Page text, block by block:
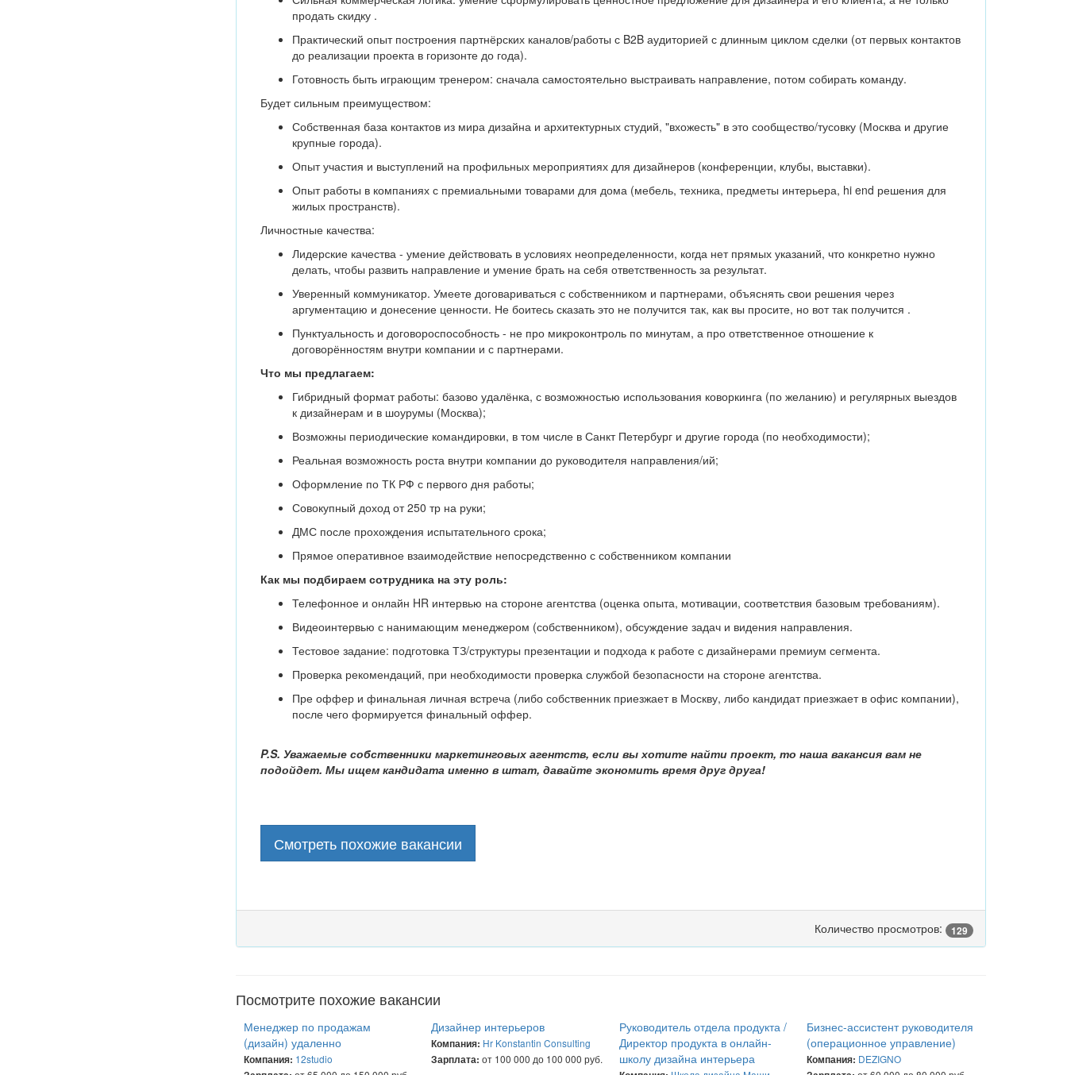
продать скидку .
Практический опыт построения партнёрских каналов/работы с B2B аудиторией с длинным циклом сделки (от первых контактов
до реализации проекта в горизонте до года).
Готовность быть играющим тренером: сначала самостоятельно выстраивать направление, потом собирать команду.
Будет сильным преимуществом:
Собственная база контактов из мира дизайна и архитектурных студий, "вхожесть" в это сообщество/тусовку (Москва и другие
крупные города).
Опыт участия и выступлений на профильных мероприятиях для дизайнеров (конференции, клубы, выставки).
Опыт работы в компаниях с премиальными товарами для дома (мебель, техника, предметы интерьера, hi end решения для
жилых пространств).
Личностные качества:
Лидерские качества - умение действовать в условиях неопределенности, когда нет прямых указаний, что конкретно нужно
делать, чтобы развить направление и умение брать на себя ответственность за результат.
Уверенный коммуникатор. Умеете договариваться с собственником и партнерами, объяснять свои решения через
аргументацию и донесение ценности. Не боитесь сказать это не получится так, как вы просите, но вот так получится .
Пунктуальность и договороспособность - не про микроконтроль по минутам, а про ответственное отношение к
договорённостям внутри компании и с партнерами.
Что мы предлагаем:
Гибридный формат работы: базово удалёнка, с возможностью использования коворкинга (по желанию) и регулярных выездов
к дизайнерам и в шоурумы (Москва);
Возможны периодические командировки, в том числе в Санкт Петербург и другие города (по необходимости);
Реальная возможность роста внутри компании до руководителя направления/ий;
Оформление по ТК РФ с первого дня работы;
Совокупный доход от 250 тр на руки;
ДМС после прохождения испытательного срока;
Прямое оперативное взаимодействие непосредственно с собственником компании
Как мы подбираем сотрудника на эту роль:
Телефонное и онлайн HR интервью на стороне агентства (оценка опыта, мотивации, соответствия базовым требованиям).
Видеоинтервью с нанимающим менеджером (собственником), обсуждение задач и видения направления.
Тестовое задание: подготовка ТЗ/структуры презентации и подхода к работе с дизайнерами премиум сегмента.
Проверка рекомендаций, при необходимости проверка службой безопасности на стороне агентства.
Пре оффер и финальная личная встреча (либо собственник приезжает в Москву, либо кандидат приезжает в офис компании),
после чего формируется финальный оффер.
P.S. Уважаемые собственники маркетинговых агентств, если вы хотите найти проект, то наша вакансия вам не
подойдет. Мы ищем кандидата именно в штат, давайте экономить время друг друга!
Смотреть похожие вакансии
Количество просмотров: 129
Посмотрите похожие вакансии
Менеджер по продажам
(дизайн) удаленно
Компания: 12studio
Дизайнер интерьеров
Компания: Hr Konstantin Consulting
Зарплата: от 100 000 до 100 000 руб.
Руководитель отдела продукта /
Директор продукта в онлайн-
школу дизайна интерьера
Бизнес-ассистент руководителя
(операционное управление)
Компания: DEZIGNO